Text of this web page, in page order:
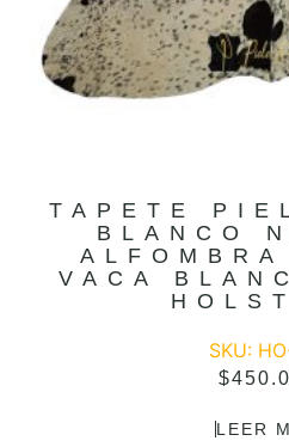
TAPETE
BLANCO
VACA
SKU:
$
LEER